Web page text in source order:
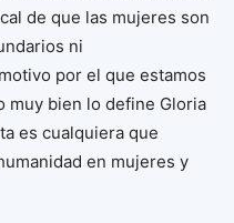
de que las mujeres son
ni
por el que estamos
muy bien lo define Gloria
es cualquiera que
en mujeres y